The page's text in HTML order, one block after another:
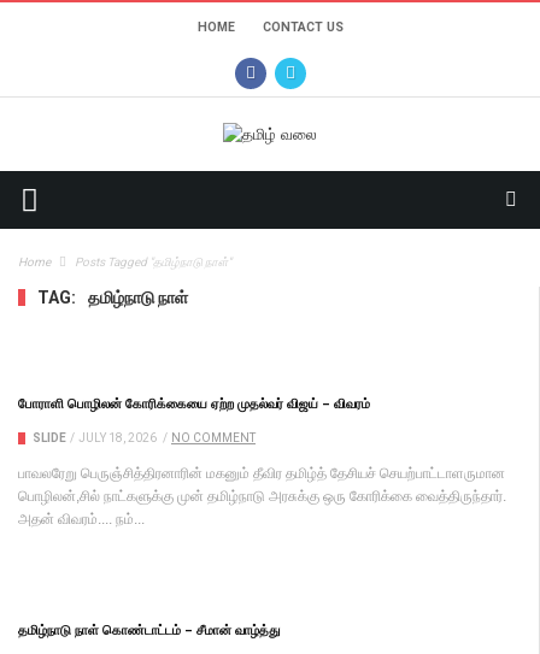
HOME CONTACT US
Home Posts Tagged "தமிழ்நாடு நாள்"
TAG: தமிழ்நாடு நாள்
போராளி பொழிலன் கோரிக்கையை ஏற்ற முதல்வர் விஜய் – விவரம்
SLIDE / JULY 18, 2026 / NO COMMENT
பாவலரேறு பெருஞ்சித்திரனாரின் மகனும் தீவிர தமிழ்த் தேசியச் செயற்பாட்டாளருமான
பொழிலன்,சில் நாட்களுக்கு முன் தமிழ்நாடு அரசுக்கு ஒரு கோரிக்கை வைத்திருந்தார்.
அதன் விவரம்.... நம்...
தமிழ்நாடு நாள் கொண்டாட்டம் – சீமான் வாழ்த்து